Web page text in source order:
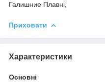
Галишние Плавні,
Приховати
Характеристики
Основні